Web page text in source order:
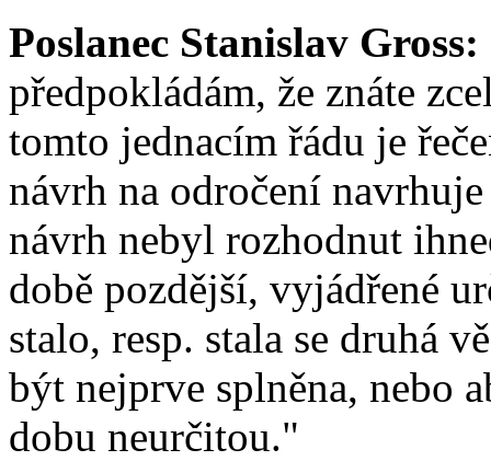
Poslanec Stanislav Gross:
předpokládám, že znáte
tomto jednacím řádu je
návrh na odročení
návrh nebyl rozhodnut
době pozdější, vyjádřené
stalo, resp. stala se druhá
být nejprve splněna, nebo
dobu neurčitou."